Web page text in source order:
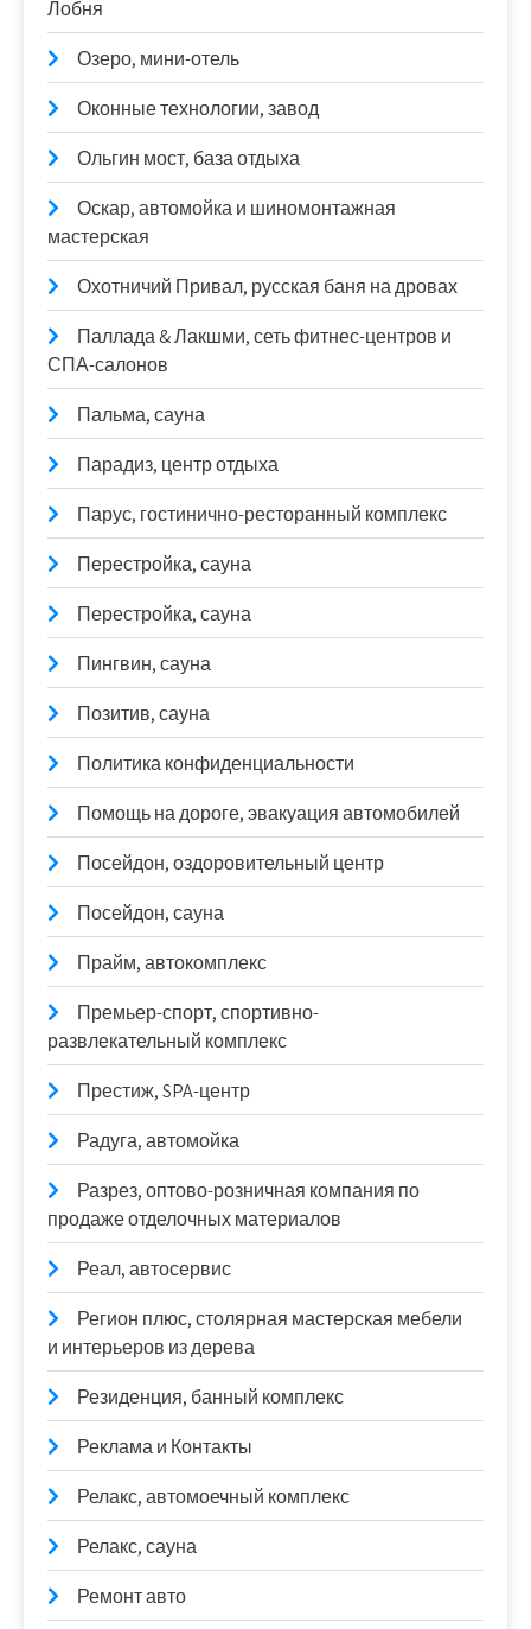
Лобня
Озеро, мини-отель
Оконные технологии, завод
Ольгин мост, база отдыха
Оскар, автомойка и шиномонтажная
мастерская
Охотничий Привал, русская баня на дровах
Паллада & Лакшми, сеть фитнес-центров и
СПА-салонов
Пальма, сауна
Парадиз, центр отдыха
Парус, гостинично-ресторанный комплекс
Перестройка, сауна
Перестройка, сауна
Пингвин, сауна
Позитив, сауна
Политика конфиденциальности
Помощь на дороге, эвакуация автомобилей
Посейдон, оздоровительный центр
Посейдон, сауна
Прайм, автокомплекс
Премьер-спорт, спортивно-
развлекательный комплекс
Престиж, SPA-центр
Радуга, автомойка
Разрез, оптово-розничная компания по
продаже отделочных материалов
Реал, автосервис
Регион плюс, столярная мастерская мебели
и интерьеров из дерева
Резиденция, банный комплекс
Реклама и Контакты
Релакс, автомоечный комплекс
Релакс, сауна
Ремонт авто